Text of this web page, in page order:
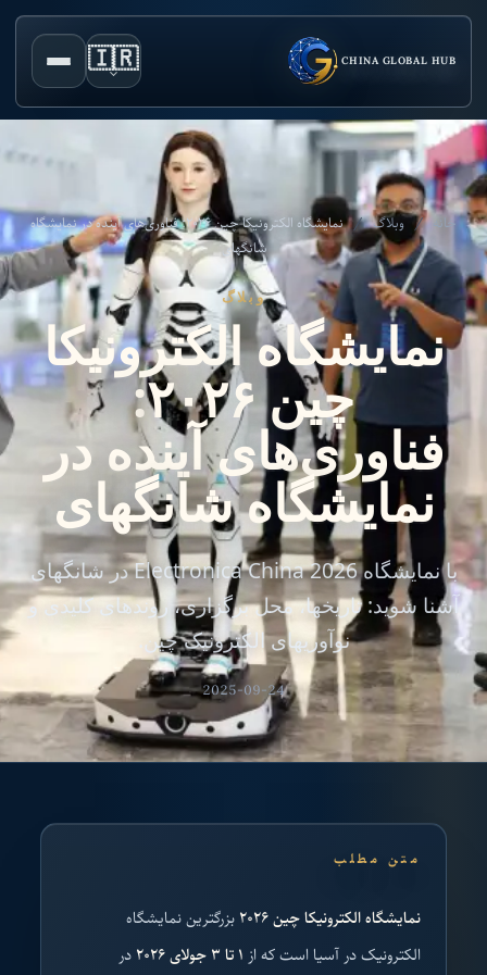
CHINA GLOBAL HUB
🇮🇷
خانه / وبلاگ /
نمایشگاه الکترونیکا چین ۲۰۲۶: فناوری‌های آینده در نمایشگاه
شانگهای
وبلاگ
نمایشگاه الکترونیکا
چین ۲۰۲۶:
فناوری‌های آینده در
نمایشگاه شانگهای
با نمایشگاه Electronica China 2026 در شانگهای
آشنا شوید: تاریخها، محل برگزاری، روندهای کلیدی و
نوآوریهای الکترونیک چین.
2025-09-24
متن مطلب
نمایشگاه الکترونیکا چین ۲۰۲۶
بزرگترین نمایشگاه
الکترونیک در آسیا است که از ۱ تا ۳ جولای ۲۰۲۶
در